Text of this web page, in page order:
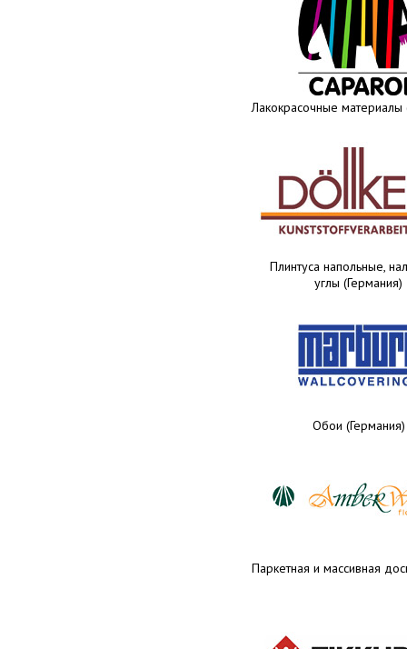
Лакокрасочные материалы
Плинтуса напольные,
углы (Германия)
Обои (Германия)
Паркетная и массивная